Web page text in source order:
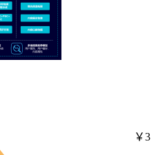
￥3